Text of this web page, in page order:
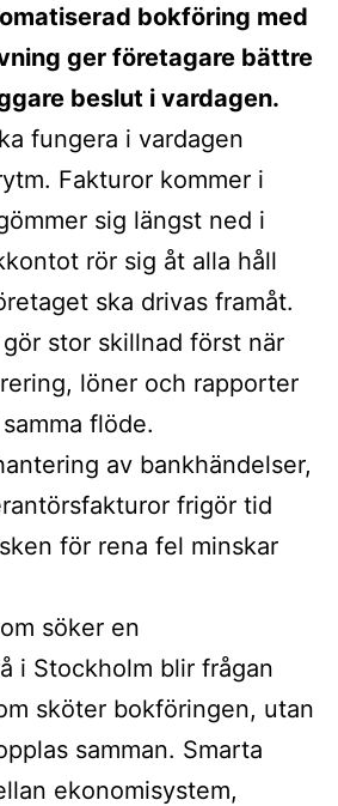
bokföring med
ger företagare bättre
beslut i vardagen.
fungera i vardagen
Fakturor kommer i
sig längst ned i
rör sig åt alla håll
ska drivas framåt.
stor skillnad först när
löner och rapporter
flöde.
av bankhändelser,
frigör tid
för rena fel minskar
söker en
i Stockholm blir frågan
sköter bokföringen, utan
samman. Smarta
ekonomisystem,